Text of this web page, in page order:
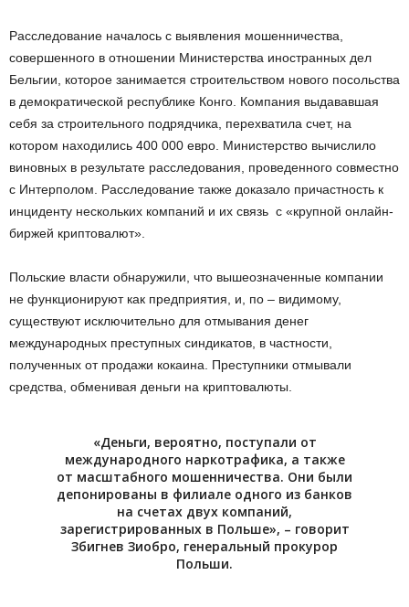
Расследование началось с выявления мошенничества,
совершенного в отношении Министерства иностранных дел
Бельгии, которое занимается строительством нового посольства
в демократической республике Конго. Компания выдававшая
себя за строительного подрядчика, перехватила счет, на
котором находились 400 000 евро. Министерство вычислило
виновных в результате расследования, проведенного совместно
с Интерполом. Расследование также доказало причастность к
инциденту нескольких компаний и их связь с «крупной онлайн-
биржей криптовалют».
Польские власти обнаружили, что вышеозначенные компании
не функционируют как предприятия, и, по – видимому,
существуют исключительно для отмывания денег
международных преступных синдикатов, в частности,
полученных от продажи кокаина. Преступники отмывали
средства, обменивая деньги на криптовалюты.
«Деньги, вероятно, поступали от
международного наркотрафика, а также
от масштабного мошенничества. Они были
депонированы в филиале одного из банков
на счетах двух компаний,
зарегистрированных в Польше», – говорит
Збигнев Зиобро, генеральный прокурор
Польши.